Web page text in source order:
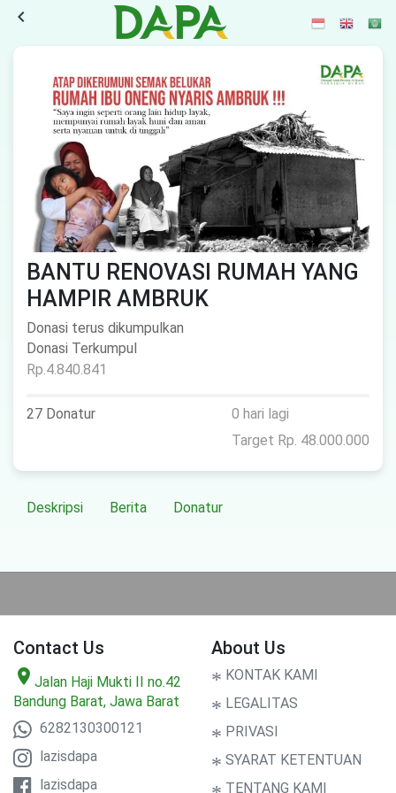
navigate_before
BANTU RENOVASI RUMAH YANG
HAMPIR AMBRUK
Donasi terus dikumpulkan
Donasi Terkumpul
Rp.4.840.841
27 Donatur
0 hari lagi
Target Rp. 48.000.000
Deskripsi Berita Donatur
Contact Us
location_on Jalan Haji Mukti II no.42
Bandung Barat, Jawa Barat
6282130300121
lazisdapa
lazisdapa
About Us
* KONTAK KAMI
* LEGALITAS
* PRIVASI
* SYARAT KETENTUAN
TENTANG KAMI